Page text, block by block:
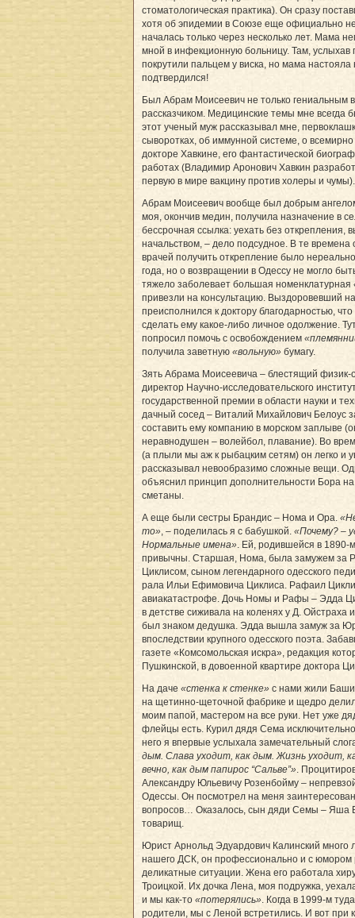
стоматологическая практика). Он сразу
хотя об эпидемии в Союзе еще официально
началась только через несколько лет. Мама
мной в инфекционную больницу. Там, услыхав
покрутили пальцем у виска, но мама настояла
подтвердился!
Был Абрам Моисеевич не только гениальным
рассказчиком. Медицинские темы мне всегда
этот ученый муж рассказывал мне,
сыворотках, об иммунной системе, о
докторе Хавкине, его фантастической
работах (Владимир Аронович Хавкин
первую в мире вакцину против холеры и чумы).
Абрам Моисеевич вообще был добрым
моя, окончив медин, получила назначение в
бессрочная ссылка: уехать без открепления,
начальством, – дело подсудное. В те времена
врачей получить открепление было
года, но о возвращении в Одессу не могло
тяжело заболевает большая номенклатурная
привезли на консультацию. Выздоровевший
преисполнился к доктору благодарностью,
сделать ему какое-либо личное одолжение.
попросил помочь с освобождением
получила заветную «вольную» бумагу.
Зять Абрама Моисеевича – блестящий физик-
директор Научно-исследовательского
государственной премии в области науки и
дачный сосед – Виталий Михайлович Белоус
составить ему компанию в морском заплыве
неравнодушен – волейбол, плавание). Во
(а плыли мы аж к рыбацким сетям) он легко и
рассказывал невообразимо сложные вещи.
объяснил принцип дополнительности Бора
сметаны.
А еще были сестры Брандис – Нома и Ора.
то» , – поделилась я с бабушкой. «Почему? –
Нормальные имена» . Ей, родившейся в
привычны. Старшая, Нома, была замужем за
Циклисом, сыном легендарного одесского
рала Ильи Ефимовича Циклиса. Рафаил
авиакатастрофе. Дочь Номы и Рафы – Эдда
в детстве сиживала на коленях у Д. Ойстраха
был знаком дедушка. Эдда вышла замуж за
впоследствии крупного одесского поэта.
газете «Комсомольская искра», редакция
Пушкинской, в довоенной квартире доктора
На даче «стенка к стенке» с нами жили
на щетинно-щеточной фабрике и щедро
моим папой, мастером на все руки. Нет уже
флейцы есть. Курил дядя Сема
него я впервые услыхала замечательный
дым. Слава уходит, как дым. Жизнь уходит,
вечно, как дым папирос “Сальве”» .
Александру Юльевичу Розенбойму –
Одессы. Он посмотрел на меня
вопросов… Оказалось, сын дяди Семы – Яша
товарищ.
Юрист Арнольд Эдуардович Калинский много
нашего ДСК, он профессионально и с юмором
деликатные ситуации. Жена его работала
Троицкой. Их дочка Лена, моя подружка,
и мы как-то «потерялись» . Когда в 1999-м
родители, мы с Леной встретились. И вот при